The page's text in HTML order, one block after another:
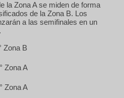
la Zona A se miden de forma
de la Zona B. Los
a las semifinales en un
Zona B
Zona A
Zona A